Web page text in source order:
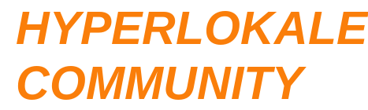
HYPERLOKALE
COMMUNITY​